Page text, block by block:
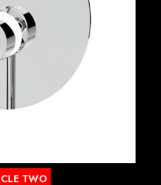
TWO